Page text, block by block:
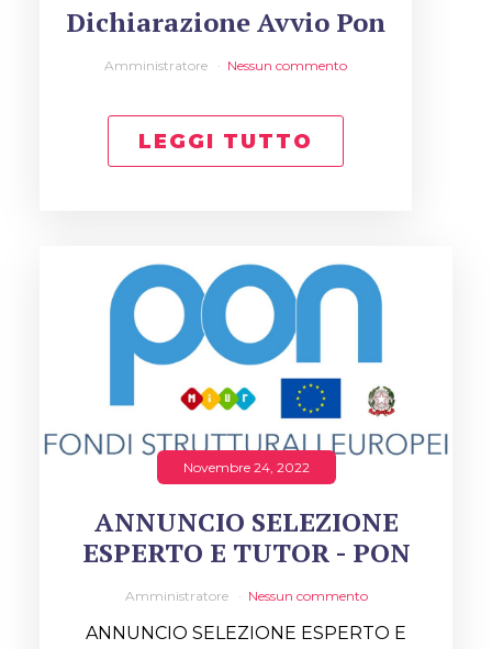
Dichiarazione Avvio Pon
Amministratore Nessun commento
LEGGI TUTTO
Novembre 24, 2022
ANNUNCIO SELEZIONE
ESPERTO E TUTOR - PON
Amministratore Nessun commento
ANNUNCIO SELEZIONE ESPERTO E